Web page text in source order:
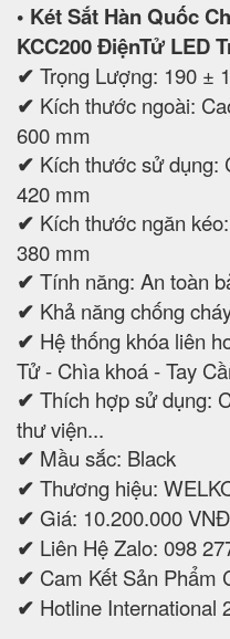
• Két Sắt Hàn Quốc
KCC200 ĐiệnTử LED
✔ Trọng Lượng: 190 ±
✔ Kích thước ngoài:
600 mm
✔ Kích thước sử dụng:
420 mm
✔ Kích thước ngăn
380 mm
✔ Tính năng: An toàn
✔ Khả năng chống
✔ Hệ thống khóa liên
Tử - Chìa khoá - Tay
✔ Thích hợp sử dụng:
thư viện...
✔ Mầu sắc: Black
✔ Thương hiệu:
✔ Giá: 10.200.000 VNĐ
✔ Liên Hệ Zalo: 098
✔ Cam Kết Sản Phẩm
✔ Hotline International